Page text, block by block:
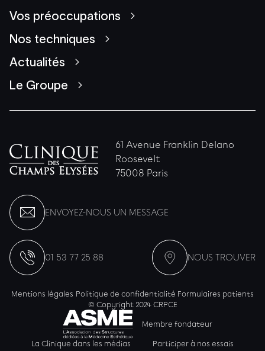
Vos préoccupations
Nos techniques
Actualités
Le Groupe
61 Avenue Franklin Delano
Roosevelt
75008 Paris
ENVOYEZ-NOUS UN MESSAGE
01 53 77 25 88 NOUS TROUVER
Mentions légales Politique de confidentialité Formulaires patients
© Copyright 2024 CRPCE
Membre fondateur
La Clinique dans les médias Participer à nos essais